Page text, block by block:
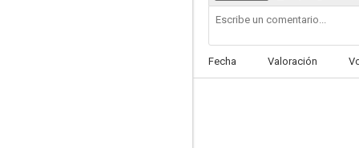
Fecha Valoración